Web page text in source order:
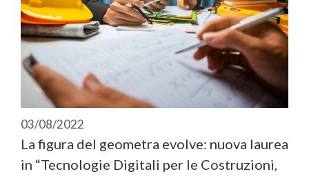
03/08/2022
La figura del geometra evolve: nuova laurea
in “Tecnologie Digitali per le Costruzioni,